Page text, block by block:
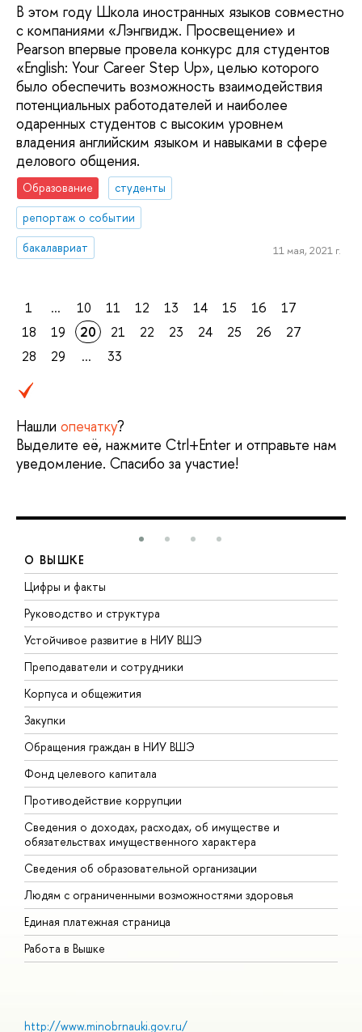
В этом году Школа иностранных языков совместно
с компаниями «Лэнгвидж. Просвещение» и
Pearson впервые провела конкурс для студентов
«English: Your Career Step Up», целью которого
было обеспечить возможность взаимодействия
потенциальных работодателей и наиболее
одаренных студентов с высоким уровнем
владения английским языком и навыками в сфере
делового общения.
Образование
студенты
репортаж о событии
бакалавриат
11 мая, 2021 г.
1 ... 10 11 12 13 14 15 16
17
18
19 20 21 22 23 24 25 26
27
28
29 ... 33
Нашли опечатку?
Выделите её, нажмите Ctrl+Enter и отправьте нам
уведомление. Спасибо за участие!
О ВЫШКЕ
Цифры и факты
Руководство и структура
Устойчивое развитие в НИУ ВШЭ
Преподаватели и сотрудники
Корпуса и общежития
Закупки
Обращения граждан в НИУ ВШЭ
Фонд целевого капитала
Противодействие коррупции
Сведения о доходах, расходах, об имуществе и
обязательствах имущественного характера
Сведения об образовательной организации
Людям с ограниченными возможностями здоровья
Единая платежная страница
Работа в Вышке
http://www.minobrnauki.gov.ru/